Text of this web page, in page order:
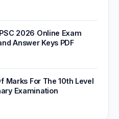
2026 Online Exam
Answer Keys PDF
Marks For The 10th Level
Examination